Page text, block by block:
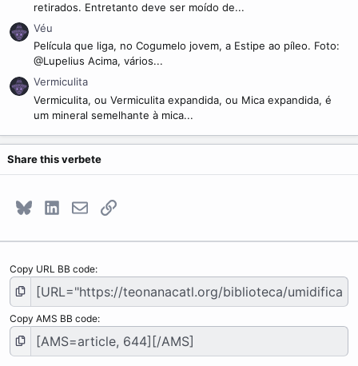
retirados. Entretanto deve ser moído de...
Véu
Película que liga, no Cogumelo jovem, a Estipe ao píleo. Foto:
@Lupelius Acima, vários...
Vermiculita
Vermiculita, ou Vermiculita expandida, ou Mica expandida, é
um mineral semelhante à mica...
Share this verbete
Bluesky LinkedInE-mailLink
Copy URL BB code
Copy AMS BB code